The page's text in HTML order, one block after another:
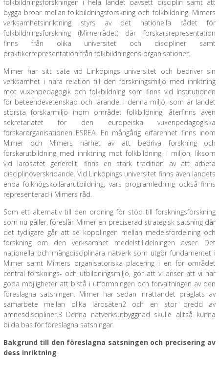
folkbildningsforskningen i hela landet oavsett disciplin samt att
bygga broar mellan folkbildningsforskning och folkbildning. Mimers
verksamhetsinriktning styrs av det nationella rådet för
folkbildningsforskning (Mimerrådet) där forskarsrepresentation
finns från olika universitet och discipliner samt
praktikerrepresentation från folkbildningens organisationer.
Mimer har sitt säte vid Linköpings universitet och bedriver sin
verksamhet i nära relation till den forskningsmiljö med inriktning
mot vuxenpedagogik och folkbildning som finns vid Institutionen
för beteendevetenskap och lärande. I denna miljö, som är landet
största forskarmiljö inom området folkbildning, återfinns även
sekretariatet för den europeiska vuxenpedagogiska
forskarorganisationen ESREA. En mångårig erfarenhet finns inom
Mimer och Mimers närhet av att bedriva forskning och
forskarutbildning med inriktning mot folkbildning. I miljön, liksom
vid lärosätet generellt, finns en stark tradition av att arbeta
disciplinöverskridande. Vid Linköpings universitet finns även landets
enda folkhögskollärarutbildning, vars programledning också finns
representerad i Mimers råd.
Som ett alternativ till den ordning för stöd till forskningsforskning
som nu gäller, föreslår Mimer en preciserad strategisk satsning där
det tydligare går att se kopplingen mellan medelsfördelning och
forskning om den verksamhet medelstilldelningen avser. Det
nationella och mångdisciplinära nätverk som utgör fundamentet i
Mimer samt Mimers organisatoriska placering i en för området
central forsknings- och utbildningsmiljö, gör att vi anser att vi har
goda möjligheter att bistå i utformningen och förvaltningen av den
föreslagna satsningen. Mimer har sedan inrättandet präglats av
samarbete mellan olika lärosäten2 och en stor bredd av
ämnesdiscipliner.3 Denna nätverksutbyggnad skulle alltså kunna
bilda bas för föreslagna satsningar.
Bakgrund till den föreslagna satsningen och precisering av
dess inriktning